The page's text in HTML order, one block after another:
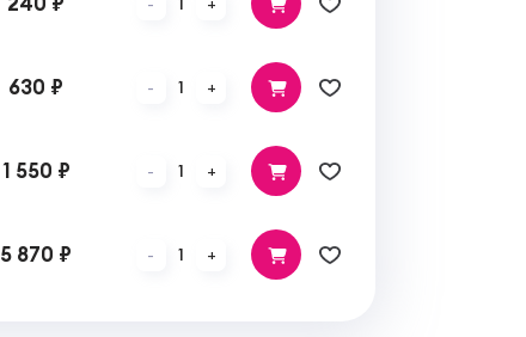
630 ₽ - 1 +
1 550 ₽ - 1 +
5 870 ₽ - 1 +